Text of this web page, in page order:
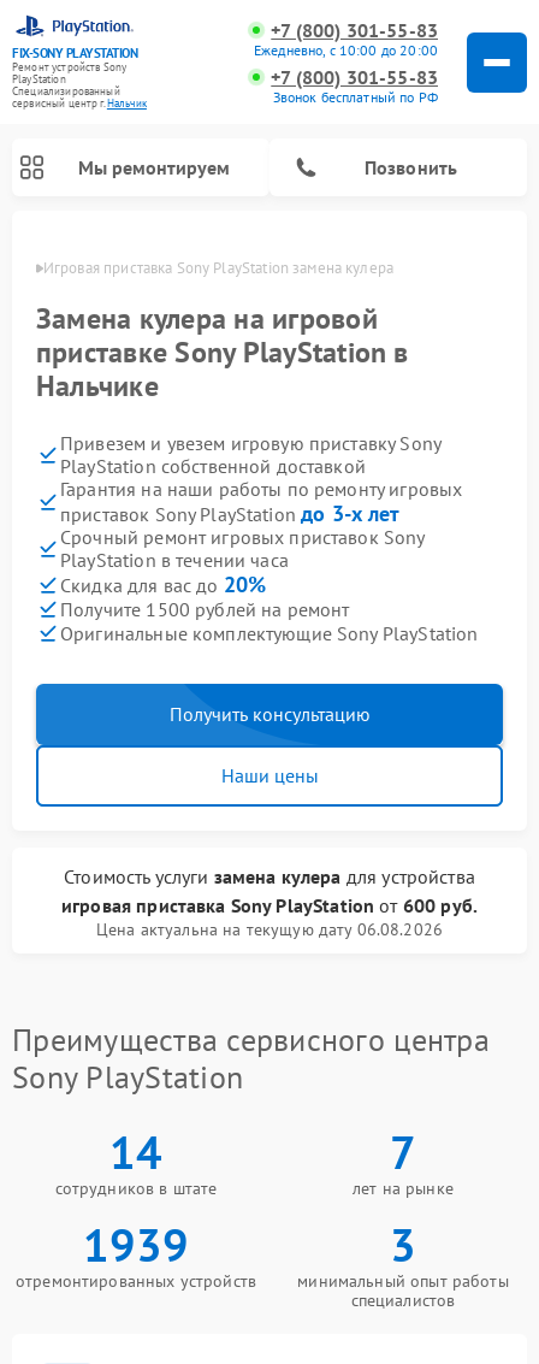
FIX-SONY PLAYSTATION
Ремонт устройств Sony
PlayStation
Специализированный
cервисный центр г.Нальчик
+7 (800) 301-55-83
Ежедневно, с 10:00 до 20:00
+7 (800) 301-55-83
Звонок бесплатный по РФ
Мы ремонтируем Позвонить
Игровая приставка Sony PlayStation замена кулера
Замена кулера на игровой
приставке Sony PlayStation в
Нальчике
Привезем и увезем игровую приставку Sony
PlayStation собственной доставкой
Гарантия на наши работы по ремонту игровых
приставок Sony PlayStationдо 3-х лет
Срочный ремонт игровых приставок Sony
PlayStation в течении часа
Скидка для вас до 20%
Получите 1500 рублей на ремонт
Оригинальные комплектующие Sony PlayStation
Получить консультацию
Наши цены
Стоимость услуги замена кулера для устройства
игровая приставка Sony PlayStation от 600 руб.
Цена актуальна на текущую дату 06.08.2026
Преимущества сервисного центра
Sony PlayStation
14
сотрудников в штате
7
лет на рынке
1939
отремонтированных устройств
3
минимальный опыт работы
специалистов